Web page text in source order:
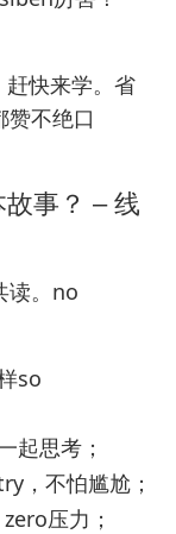
快来学。省
赞不绝口
事？ – 线
读。no
so
起思考；
，不怕尴尬；
压力；